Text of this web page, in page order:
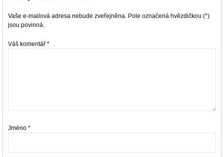
Vaše e-mailová adresa nebude zveřejněna. Pole označená hvězdičkou (*)
jsou povinná.
Váš komentář *
Jméno *